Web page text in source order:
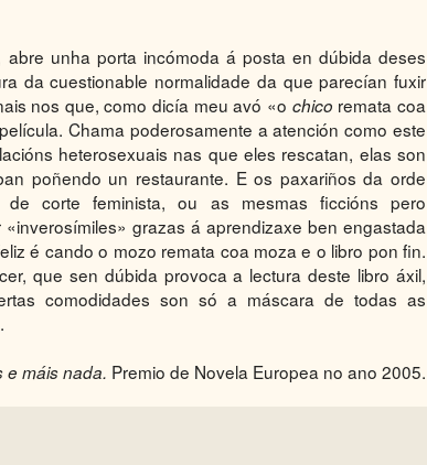
unha porta incómoda á posta en dúbida deses
da cuestionable normalidade da que parecían fuxir
nos que, como dicía meu avó «o chico remata coa
Chama poderosamente a atención como este
heterosexuais nas que eles rescatan, elas son
poñendo un restaurante. E os paxariños da orde
corte feminista, ou as mesmas ficcións pero
grazas á aprendizaxe ben engastada
é cando o mozo remata coa moza e o libro pon fin.
que sen dúbida provoca a lectura deste libro áxil,
comodidades son só a máscara de todas as
e máis nada. Premio de Novela Europea no ano 2005.